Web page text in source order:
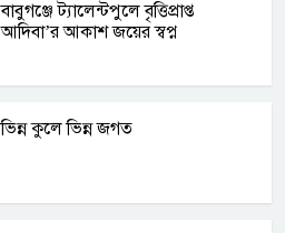
বাবুগঞ্জে ট্যালেন্টপুলে বৃত্তিপ্রাপ্ত
আদিবা’র আকাশ জয়ের স্বপ্ন
ভিন্ন কুলে ভিন্ন জগত